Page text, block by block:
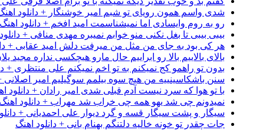
شدی واسم همون رویای تو شبم امیر خوشنگار + دانلود
رو به روم وایسادی اما نمیشناسمت امید افخم + دانلود اهنگ
بیبی بیبی تا بغل نکنی منو خوابم نمیبره مهدی منافی +
هر کی بود به جای من مثل من میرفت دلش امید عقابی +
بالای بالاییم بالا رو ابراییم حال مارو هیچکسی نداره مجید
بدون تو راهمو کج نمیکنم به تو اخم نمیکنم علی منتظری +
سنن باشکاسینییه من هیچ سوه بیلمم سوگیلیم امیر اصلانی
با تو هوا که سرد نیست آدم قبلی شدی امیر رادان + دانلود
نمیدونم چی شد یهو همه چی خراب شد مهراب + دانلود اهنگ
سیگار و پشت سیگار قسه و گرد دیوار علی احمدیانی +
جات چقدر تو خونه خالیه دلتنگم بهنام بانی + دانلود اهنگ